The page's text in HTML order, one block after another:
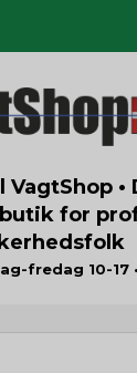
•
for
fredag 10-17